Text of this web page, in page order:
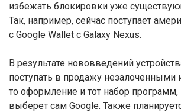
избежать блокировки уже
Так, например, сейчас поступает
с Google Wallet с Galaxy Nexus.
В результате нововведений
поступать в продажу незалоченными
то оформление и тот набор
выберет сам Google. Также